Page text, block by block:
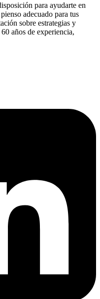
para ayudarte en
adecuado para tus
sobre estrategias y
años de experiencia,